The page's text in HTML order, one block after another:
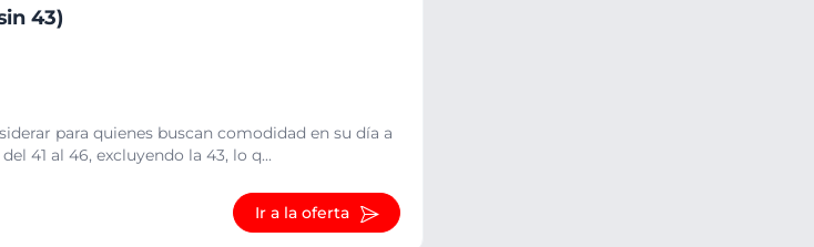
43)
para quienes buscan comodidad en su día a
41 al 46, excluyendo la 43, lo q...
Ir a la oferta